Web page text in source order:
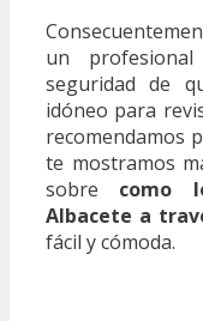
un
seguridad de
idóneo para
recomendamos
te mostramos
sobre como
Albacete a
fácil y cómoda.